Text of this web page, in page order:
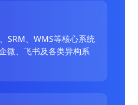
SRM、WMS等核心系统
微、飞书及各类异构系